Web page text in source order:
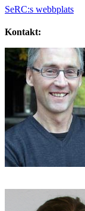
SeRC:s webbplats
Kontakt: